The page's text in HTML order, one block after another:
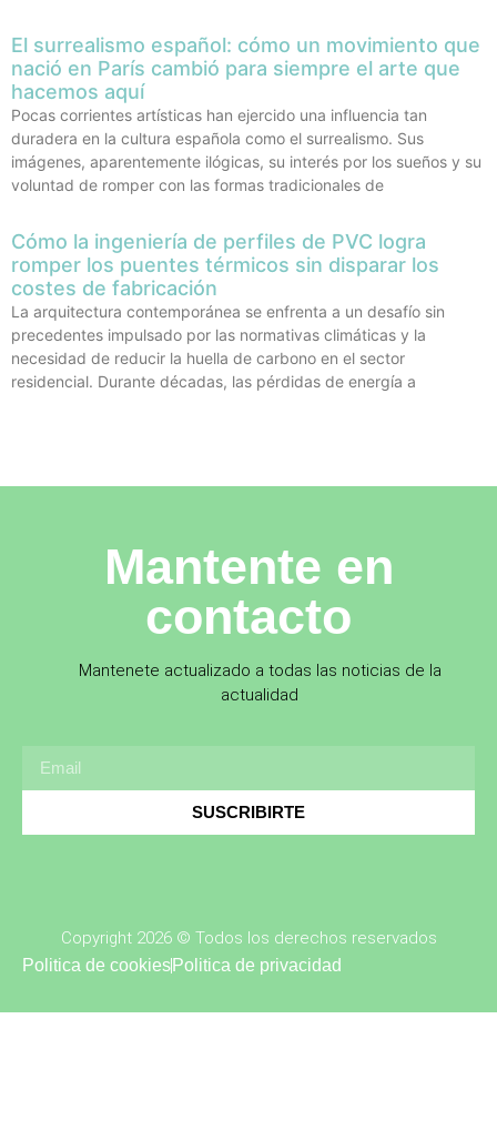
El surrealismo español: cómo un movimiento que
nació en París cambió para siempre el arte que
hacemos aquí
Pocas corrientes artísticas han ejercido una influencia tan
duradera en la cultura española como el surrealismo. Sus
imágenes, aparentemente ilógicas, su interés por los sueños y su
voluntad de romper con las formas tradicionales de
Cómo la ingeniería de perfiles de PVC logra
romper los puentes térmicos sin disparar los
costes de fabricación
La arquitectura contemporánea se enfrenta a un desafío sin
precedentes impulsado por las normativas climáticas y la
necesidad de reducir la huella de carbono en el sector
residencial. Durante décadas, las pérdidas de energía a
Mantente en
contacto
Mantenete actualizado a todas las noticias de la
actualidad
SUSCRIBIRTE
Copyright 2026 © Todos los derechos reservados
Politica de cookies Politica de privacidad